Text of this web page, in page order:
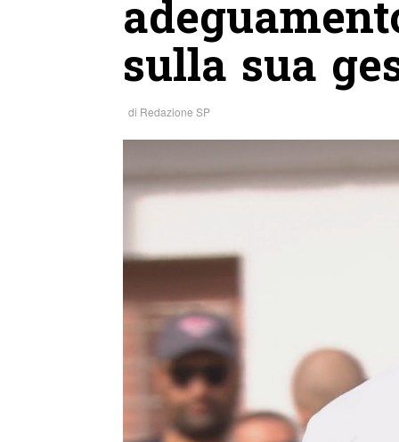
sulla sua
di Redazione SP